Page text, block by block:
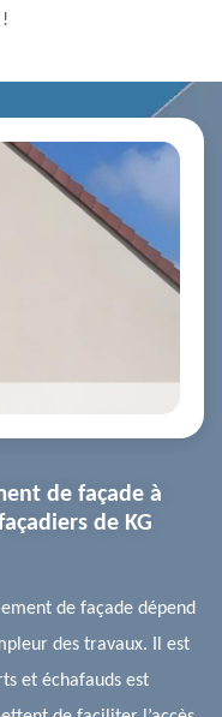
de façade à
de KG
de façade dépend
des travaux. Il est
et échafauds est